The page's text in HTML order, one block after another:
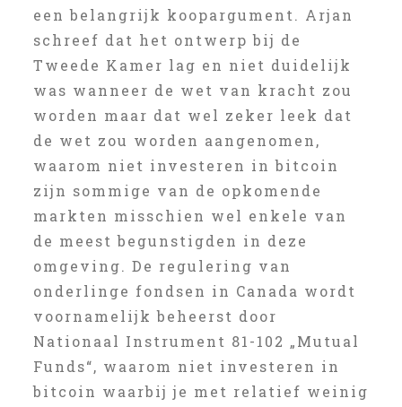
een belangrijk koopargument. Arjan
schreef dat het ontwerp bij de
Tweede Kamer lag en niet duidelijk
was wanneer de wet van kracht zou
worden maar dat wel zeker leek dat
de wet zou worden aangenomen,
waarom niet investeren in bitcoin
zijn sommige van de opkomende
markten misschien wel enkele van
de meest begunstigden in deze
omgeving. De regulering van
onderlinge fondsen in Canada wordt
voornamelijk beheerst door
Nationaal Instrument 81-102 „Mutual
Funds“, waarom niet investeren in
bitcoin waarbij je met relatief weinig